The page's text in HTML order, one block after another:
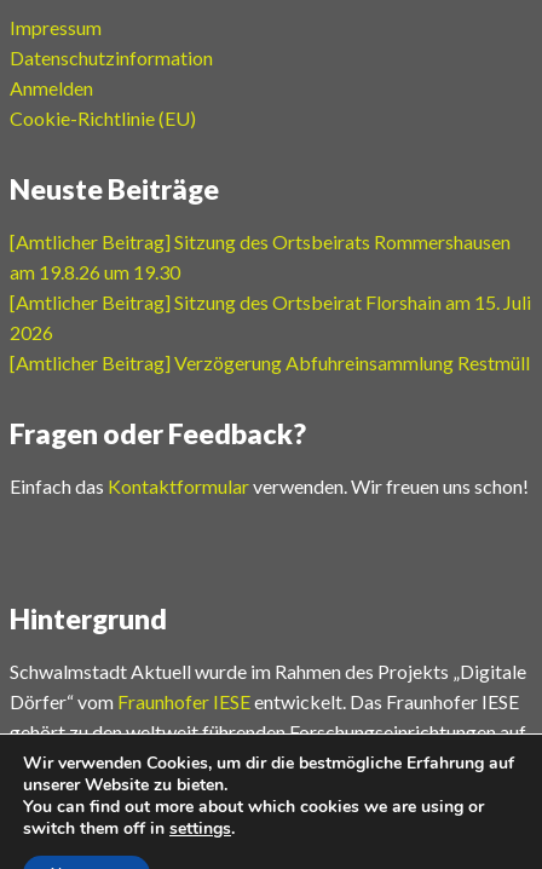
Impressum
Datenschutzinformation
Anmelden
Cookie-Richtlinie (EU)
Neuste Beiträge
[Amtlicher Beitrag] Sitzung des Ortsbeirats Rommershausen
am 19.8.26 um 19.30
[Amtlicher Beitrag] Sitzung des Ortsbeirat Florshain am 15. Juli
2026
[Amtlicher Beitrag] Verzögerung Abfuhreinsammlung Restmüll
Fragen oder Feedback?
Einfach das Kontaktformularverwenden. Wir freuen uns schon!
Hintergrund
Schwalmstadt Aktuell wurde im Rahmen des Projekts „Digitale
Dörfer“ vom Fraunhofer IESEentwickelt. Das Fraunhofer IESE
gehört zu den weltweit führenden Forschungseinrichtungen auf
dem Gebiet der Software- und Systementwicklungsmethoden.
Mehr unterwww.digitale-doerfer.de
Wir verwenden Cookies, um dir die bestmögliche Erfahrung auf
unserer Website zu bieten.
You can find out more about which cookies we are using or
switch them off in settings.